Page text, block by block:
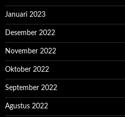
Januari 2023
Desember 2022
November 2022
Oktober 2022
September 2022
Agustus 2022